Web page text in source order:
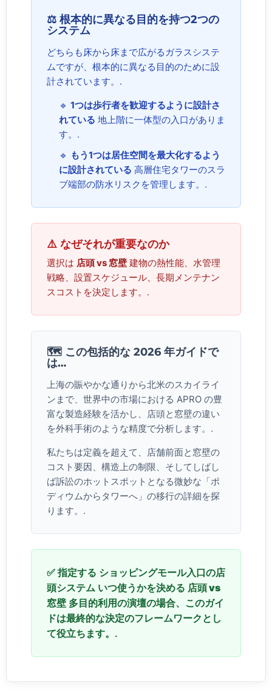
⚖️ 根本的に異なる目的を持つ2つの
システム
どちらも床から床まで広がるガラスシステ
ムですが、根本的に異なる目的のために設
計されています。.
🔹 1つは歩行者を歓迎するように設計さ
れている 地上階に一体型の入口がありま
す。.
🔹 もう1つは居住空間を最大化するよう
に設計されている 高層住宅タワーのスラ
ブ端部の防水リスクを管理します。.
⚠️ なぜそれが重要なのか
選択は 店頭 vs 窓壁 建物の熱性能、水管理
戦略、設置スケジュール、長期メンテナン
スコストを決定します。.
🗺️ この包括的な 2026 年ガイドで
は…
上海の賑やかな通りから北米のスカイライ
ンまで、世界中の市場における APRO の豊
富な製造経験を活かし、店頭と窓壁の違い
を外科手術のような精度で分析します。.
私たちは定義を超えて、店舗前面と窓壁の
コスト要因、構造上の制限、そしてしばし
ば訴訟のホットスポットとなる微妙な「ポ
ディウムからタワーへ」の移行の詳細を探
ります。.
✅ 指定する ショッピングモール入口の店
頭システム いつ使うかを決める 店頭 vs
窓壁 多目的利用の演壇の場合、このガイ
ドは最終的な決定のフレームワークとし
て役立ちます。.